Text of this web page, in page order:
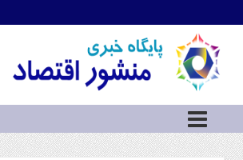
اطلاعات
تماس
ما
درباره
ما